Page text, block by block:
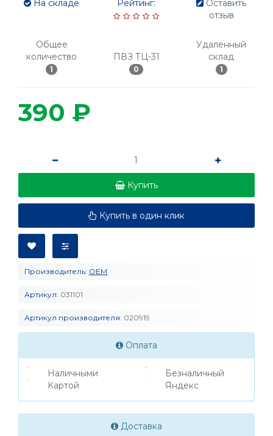
На складе
Общее
количество
1
Рейтинг:
ПВЗ ТЦ-31
0
Оставить
отзыв
Удаленный
склад
1
390 ₽
Купить
Купить в один клик
Производитель: OEM
Артикул: 031101
Артикул производителя: 020919
Оплата
Наличными
Картой
Безналичный
Яндекс
Доставка